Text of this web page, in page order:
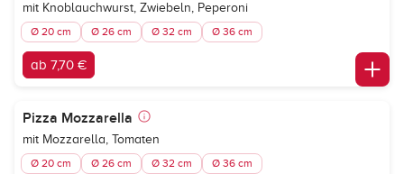
mit Knoblauchwurst, Zwiebeln, Peperoni
Ø 20 cm Ø 26 cm Ø 32 cm Ø 36 cm
ab 7,70 €
Pizza Mozzarella
mit Mozzarella, Tomaten
Ø 20 cm Ø 26 cm Ø 32 cm Ø 36 cm